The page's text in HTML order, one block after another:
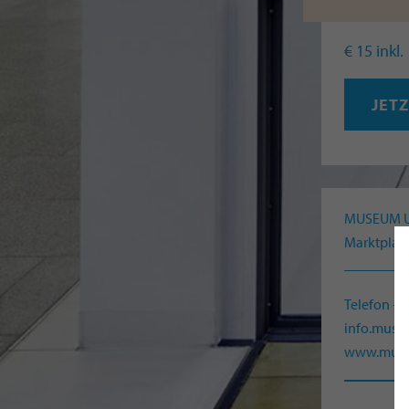
€ 15 inkl.
MUSEUM
Marktplatz
Telefon